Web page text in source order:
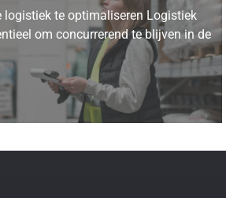
logistiek te optimaliseren Logistiek
om concurrerend te blijven in de